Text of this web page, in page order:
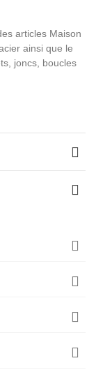
articles Maison
ainsi que le
joncs, boucles